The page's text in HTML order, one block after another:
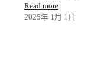
Read more
2025年 1月 1日